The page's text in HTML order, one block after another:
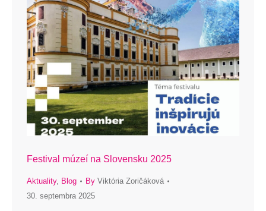
Festival múzeí na Slovensku 2025
Aktuality, Blog By Viktória Zoričáková
30. septembra 2025